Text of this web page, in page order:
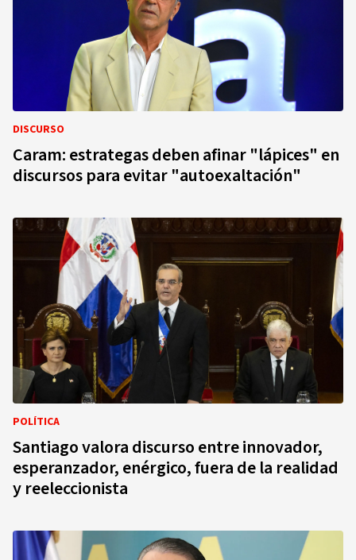
DISCURSO
Caram: estrategas deben afinar "lápices" en
discursos para evitar "autoexaltación"
POLÍTICA
Santiago valora discurso entre innovador,
esperanzador, enérgico, fuera de la realidad
y reeleccionista